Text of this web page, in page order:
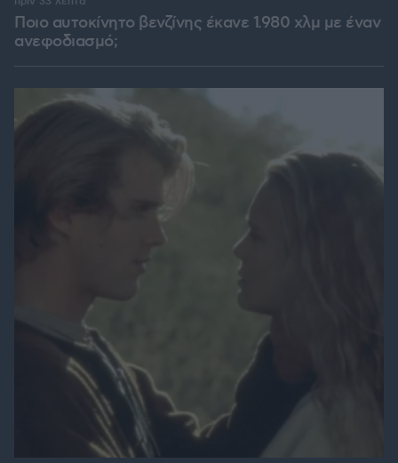
Ποιο αυτοκίνητο βενζίνης έκανε 1.980 χλμ με έναν
ανεφοδιασμό;